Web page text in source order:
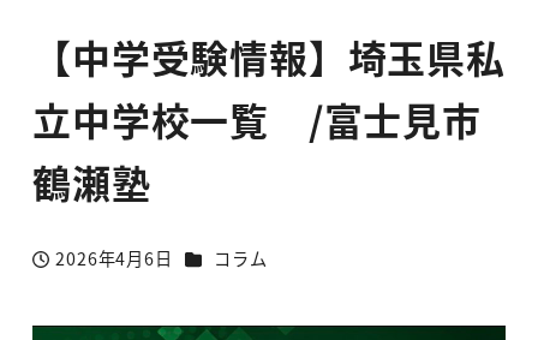
【中学受験情報】埼玉県私
立中学校一覧 /富士見市
鶴瀬塾
投稿日
2026年4月6日 カテゴリー
コラム